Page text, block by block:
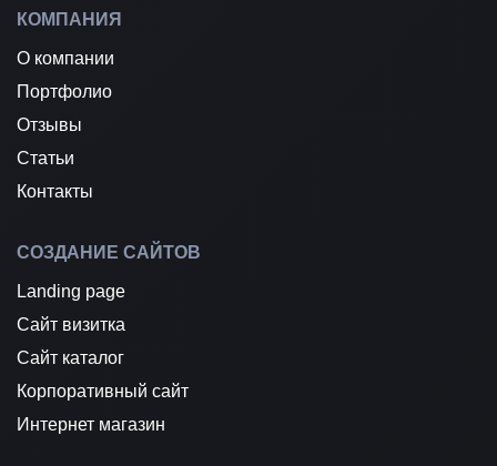
КОМПАНИЯ
О компании
Портфолио
Отзывы
Статьи
Контакты
СОЗДАНИЕ САЙТОВ
Landing page
Сайт визитка
Сайт каталог
Корпоративный сайт
Интернет магазин